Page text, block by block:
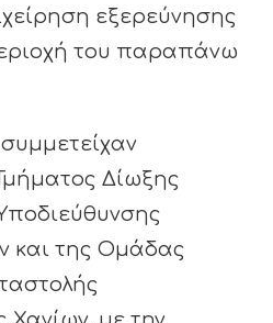
εξερεύνησης
του παραπάνω
Δίωξης
και της Ομάδας